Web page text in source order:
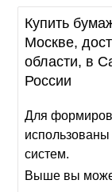
Купить
Москве,
области, в
России
Для
систем.
Выше вы